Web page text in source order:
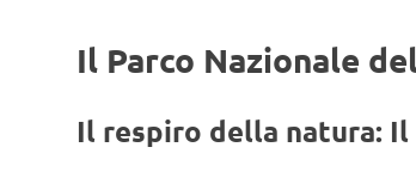
Il Parco Nazionale
Il respiro della natura: Il